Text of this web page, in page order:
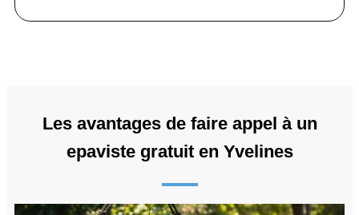
Les avantages de faire appel à un
epaviste gratuit en Yvelines